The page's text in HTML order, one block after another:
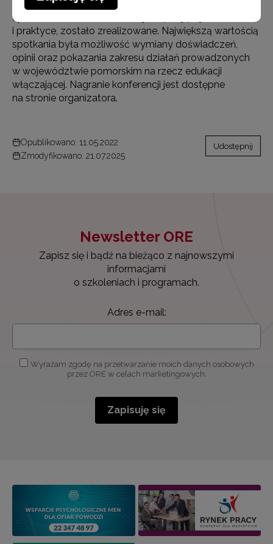
Główne przesłanie konferencji, jakim było
upowszechnianie idei edukacji włączającej w teorii
i praktyce, zostało zrealizowane. Największą wartością
spotkania była możliwość wymiany doświadczeń,
opinii oraz pokazania zakresu działań prowadzonych
w województwie pomorskim na rzecz edukacji
włączającej. Nagranie konferencji jest dostępne
na stronie organizatora.
Opublikowano: 11.05.2022
Zmodyfikowano: 21.07.2025
Udostępnij
Newsletter ORE
Zapisz się i bądź na bieżąco z najnowszymi
informacjami
o szkoleniach i programach.
Adres e-mail:
Wyrażam zgodę na przetwarzanie moich danych osobowych
przez ORE w celach marketingowych.
Zapisuję się